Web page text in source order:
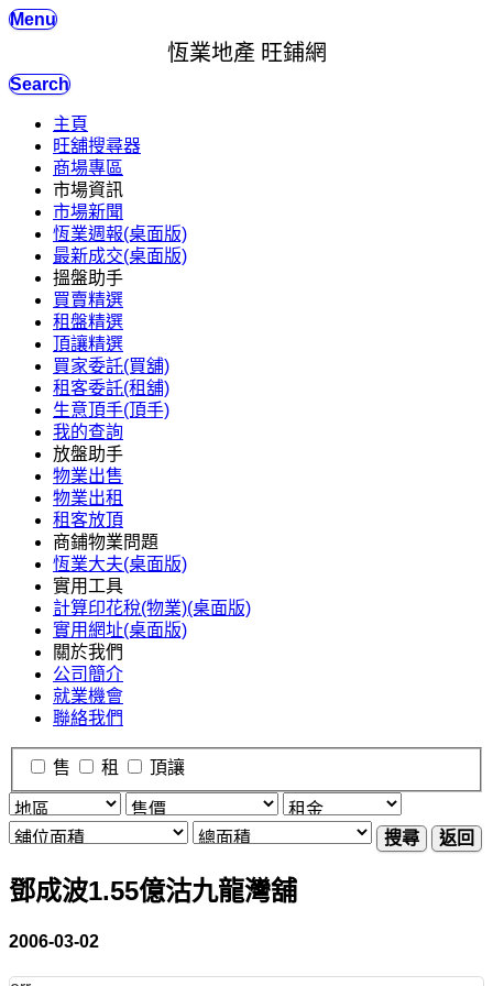
Menu
恆業地產 旺鋪網
Search
主頁
旺舖搜尋器
商場專區
市場資訊
市場新聞
恆業週報(桌面版)
最新成交(桌面版)
搵盤助手
買賣精選
租盤精選
頂讓精選
買家委託(買舖)
租客委託(租舖)
生意頂手(頂手)
我的查詢
放盤助手
物業出售
物業出租
租客放頂
商鋪物業問題
恆業大夫(桌面版)
實用工具
計算印花稅(物業)(桌面版)
實用網址(桌面版)
關於我們
公司簡介
就業機會
聯絡我們
售 租 頂讓
搜尋 返回
鄧成波1.55億沽九龍灣舖
2006-03-02